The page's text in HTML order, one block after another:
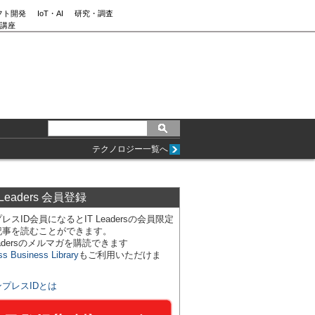
ト開発 IoT・AI
研究・調査
座
テクノロジー一覧へ
会員登録
スID会員になるとIT Leadersの会員限定
を読むことができます。
のメルマガを購読できます
Business Libraryもご利用いただけま
プレスIDとは